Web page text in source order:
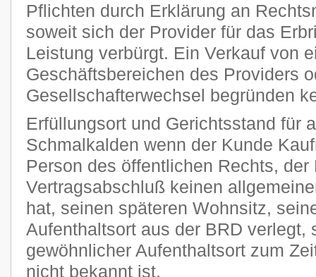
Pflichten durch Erklärung an
soweit sich der Provider für das
Leistung verbürgt. Ein Verkauf von
Geschäftsbereichen des Providers
Gesellschafterwechsel begründen
Erfüllungsort und Gerichtsstand für
Schmalkalden wenn der Kunde
Person des öffentlichen Rechts, der
Vertragsabschluß keinen
hat, seinen späteren Wohnsitz,
Aufenthaltsort aus der BRD verlegt,
gewöhnlicher Aufenthaltsort zum
nicht bekannt ist.